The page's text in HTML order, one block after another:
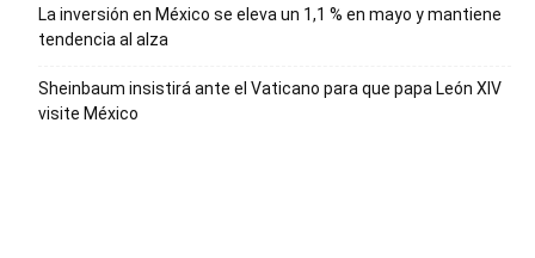
La inversión en México se eleva un 1,1 % en mayo y mantiene
tendencia al alza
Sheinbaum insistirá ante el Vaticano para que papa León XIV
visite México